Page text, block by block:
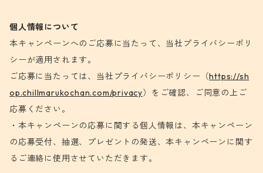
個人情報について
本キャンペーンへのご応募に当たって、当社プライバシーポリ
シーが適用されます。
ご応募に当たっては、当社プライバシーポリシー（https://sh
op.chillmarukochan.com/privacy）をご確認、ご同意の上ご
応募ください。
・本キャンペーンの応募に関する個人情報は、本キャンペーン
の応募受付、抽選、プレゼントの発送、本キャンペーンに関す
るご連絡に使用させていただきます。